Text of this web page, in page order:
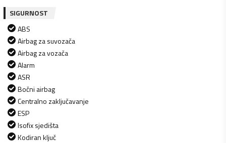
SIGURNOST
ABS
Airbag za suvozača
Airbag za vozača
Alarm
ASR
Bočni airbag
Centralno zaključavanje
ESP
Isofix sjedišta
Kodiran ključ